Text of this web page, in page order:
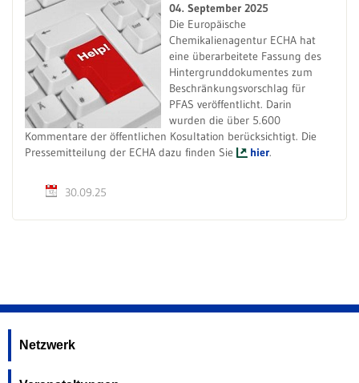
04. September 2025
Die Europäische
Chemikalienagentur ECHA hat
eine überarbeitete Fassung des
Hintergrunddokumentes zum
Beschränkungsvorschlag für
PFAS veröffentlicht. Darin
wurden die über 5.600
Kommentare der öffentlichen Kosultation berücksichtigt. Die
Pressemitteilung der ECHA dazu finden Sie
hier.
30.09.25
Netzwerk